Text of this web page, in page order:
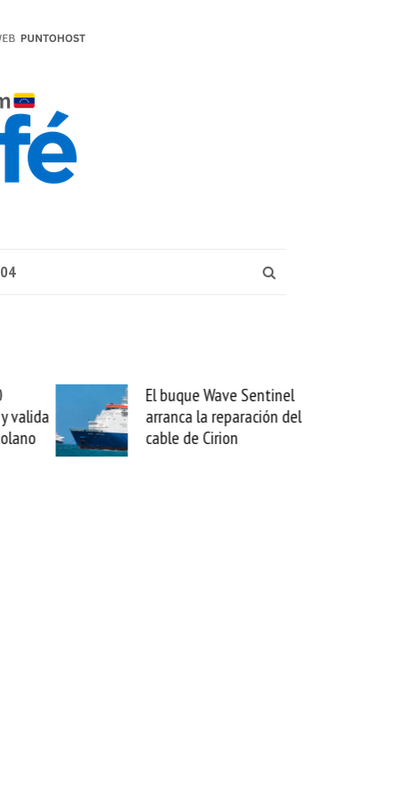
Sentinel
del
Uber se lleva PedidosYa y
sabemos todo lo que puede
mejorar tecnológicamente